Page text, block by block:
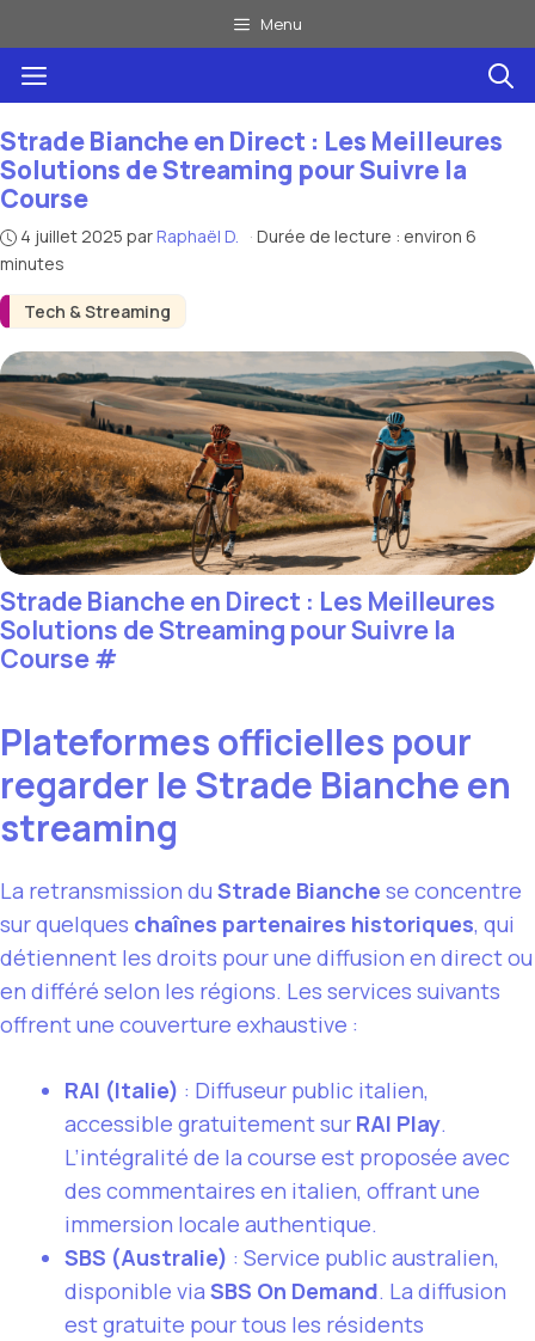
au
contenu
Menu
Menu
Tech & Streaming
Strade Bianche en Direct : Les Meilleures
Solutions de Streaming pour Suivre la
Course
4 juillet 2025 par Raphaël D. · Durée de lecture : environ 6
minutes
Strade Bianche en Direct : Les Meilleures
Solutions de Streaming pour Suivre la
Course#
Plateformes officielles pour
regarder le Strade Bianche en
streaming
La retransmission du Strade Bianche se concentre
sur quelques chaînes partenaires historiques, qui
détiennent les droits pour une diffusion en direct ou
en différé selon les régions. Les services suivants
offrent une couverture exhaustive :
RAI (Italie) : Diffuseur public italien,
accessible gratuitement sur RAI Play.
L’intégralité de la course est proposée avec
des commentaires en italien, offrant une
immersion locale authentique.
SBS (Australie) : Service public australien,
disponible via SBS On Demand. La diffusion
est gratuite pour tous les résidents